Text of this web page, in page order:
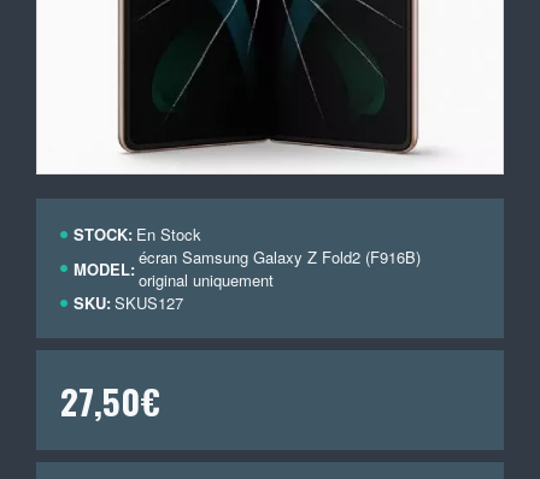
STOCK: En Stock
MODEL:écran Samsung Galaxy Z Fold2 (F916B)
original uniquement
SKU:SKUS127
27,50€